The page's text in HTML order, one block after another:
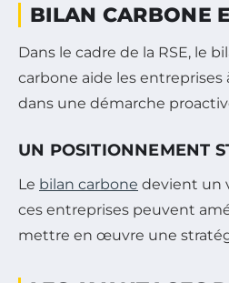
BILAN CARBONE
Dans le cadre de la RSE, le
carbone aide les
dans une démarche
UN POSITIONNEMENT
Le bilan carbone devient un
ces entreprises peuvent
mettre en œuvre une